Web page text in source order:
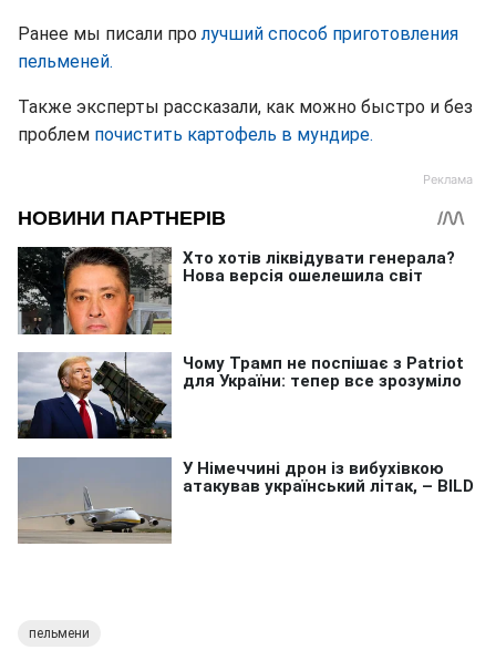
Ранее мы писали про лучший способ приготовления
пельменей.
Также эксперты рассказали, как можно быстро и без
проблем почистить картофель в мундире.
пельмени